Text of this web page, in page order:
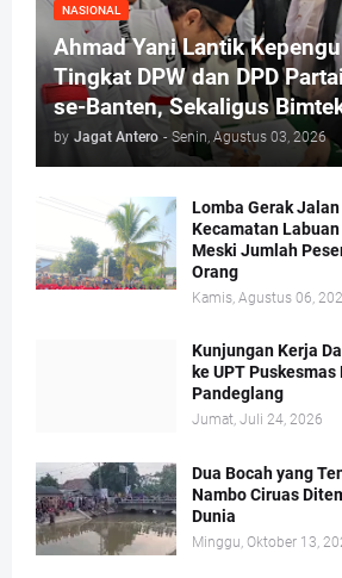
NASIONAL
Ahmad Yani Lantik
Tingkat DPW dan DPD
se-Banten, Sekaligus
by Jagat Antero - Senin, Agustus 03, 2026
Lomba Gerak Jalan
Kecamatan
Meski Jumlah
Orang
Kamis, Agustus 06,
Kunjungan Kerja
ke UPT
Pandeglang
Jumat, Juli 24, 2026
Dua Bocah yang
Nambo Ciruas
Dunia
Minggu, Oktober 13,